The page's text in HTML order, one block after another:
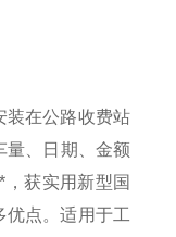
装在公路收费站
量、日期、金额
获实用新型国
点。适用于工